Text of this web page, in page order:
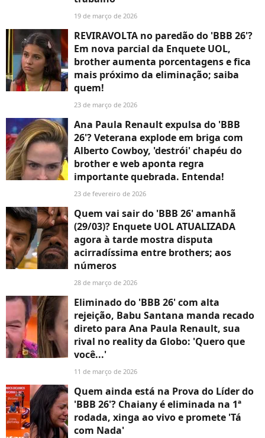
19 de março de 2026
REVIRAVOLTA no paredão do 'BBB 26'?
Em nova parcial da Enquete UOL,
brother aumenta porcentagens e fica
mais próximo da eliminação; saiba
quem!
23 de março de 2026
Ana Paula Renault expulsa do 'BBB
26'? Veterana explode em briga com
Alberto Cowboy, 'destrói' chapéu do
brother e web aponta regra
importante quebrada. Entenda!
23 de fevereiro de 2026
Quem vai sair do 'BBB 26' amanhã
(29/03)? Enquete UOL ATUALIZADA
agora à tarde mostra disputa
acirradíssima entre brothers; aos
números
28 de março de 2026
Eliminado do 'BBB 26' com alta
rejeição, Babu Santana manda recado
direto para Ana Paula Renault, sua
rival no reality da Globo: 'Quero que
você...'
11 de março de 2026
Quem ainda está na Prova do Líder do
'BBB 26'? Chaiany é eliminada na 1ª
rodada, xinga ao vivo e promete 'Tá
com Nada'